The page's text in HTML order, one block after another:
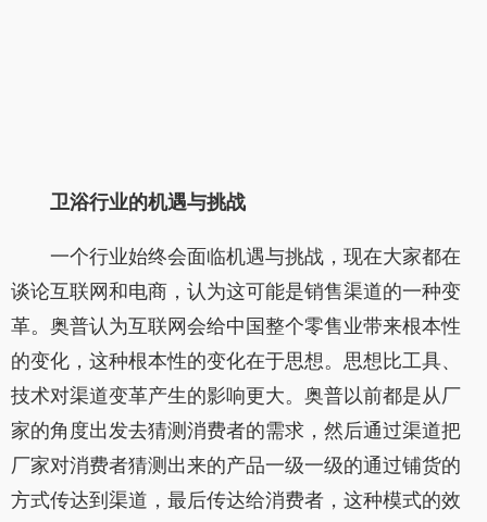
卫浴行业的机遇与挑战
一个行业始终会面临机遇与挑战，现在大家都在
谈论互联网和电商，认为这可能是销售渠道的一种变
革。奥普认为互联网会给中国整个零售业带来根本性
的变化，这种根本性的变化在于思想。思想比工具、
技术对渠道变革产生的影响更大。奥普以前都是从厂
家的角度出发去猜测消费者的需求，然后通过渠道把
厂家对消费者猜测出来的产品一级一级的通过铺货的
方式传达到渠道，最后传达给消费者，这种模式的效